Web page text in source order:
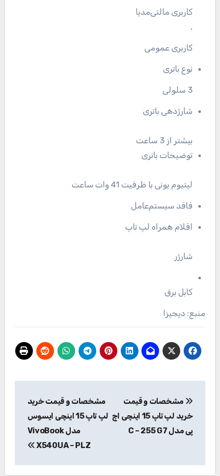
کاربری مالتی‌مدیا
,
کاربری عمومی
نوع باتری
3 سلولی
شارژدهی باتری
بیشتر از 3 ساعت
توضیحات باتری
لیتیوم یونی با ظرفیت 41 وات ساعت
فاقد سیستم‌عامل
اقلام همراه لپ تاپ
شارژر
کابل برق
منبع: دیجیزا
نوشته
مشخصات و قیمت
خرید لپ تاپ 15 اینچی اچ
پی مدل C – 255 G7
مشخصات و قیمت خرید
لپ تاپ 15 اینچی ایسوس
مدل VivoBook
X540UA – PLZ